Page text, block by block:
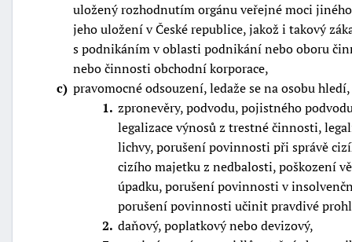
uložený rozhodnutím orgánu veřejné moci
jeho uložení v České republice, jakož i takový
s podnikáním v oblasti podnikání nebo oboru
nebo činnosti obchodní korporace,
c pravomocné odsouzení, ledaže se na osobu
1 zpronevěry, podvodu, pojistného
legalizace výnosů z trestné činnosti,
lichvy, porušení povinnosti při správě
cizího majetku z nedbalosti, poškození
úpadku, porušení povinnosti v
porušení povinnosti učinit pravdivé
2 daňový, poplatkový nebo devizový,